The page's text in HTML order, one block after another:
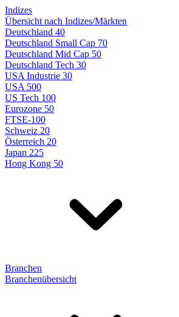
Indizes
Übersicht nach Indizes/Märkten
Deutschland 40
Deutschland Small Cap 70
Deutschland Mid Cap 50
Deutschland Tech 30
USA Industrie 30
USA 500
US Tech 100
Eurozone 50
FTSE-100
Schweiz 20
Österreich 20
Japan 225
Hong Kong 50
Branchen
Branchenübersicht